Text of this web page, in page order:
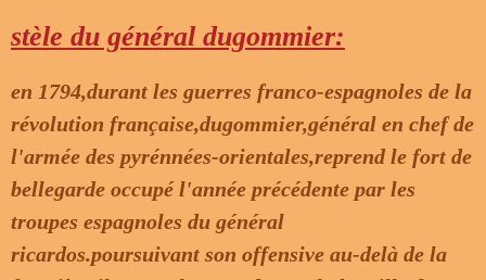
stèle du général dugommier:
en 1794,durant les guerres franco-espagnoles de la
révolution française,dugommier,général en chef de
l'armée des pyrénnées-orientales,reprend le fort de
bellegarde occupé l'année précédente par les
troupes espagnoles du général
ricardos.poursuivant son offensive au-delà de la